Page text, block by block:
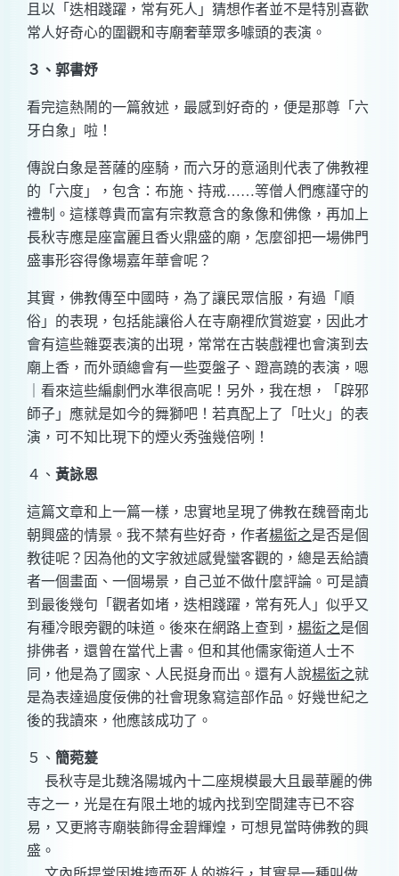
且以「迭相踐躍，常有死人」猜想作者並不是特別喜歡
常人好奇心的圍觀和寺廟奢華眾多噱頭的表演。
３、郭書妤
看完這熱鬧的一篇敘述，最感到好奇的，便是那尊「六
牙白象」啦！
傳說白象是菩薩的座騎，而六牙的意涵則代表了佛教裡
的「六度」，包含：布施、持戒……等僧人們應謹守的
禮制。這樣尊貴而富有宗教意含的象像和佛像，再加上
長秋寺應是座富麗且香火鼎盛的廟，怎麼卻把一場佛門
盛事形容得像場嘉年華會呢？
其實，佛教傳至中國時，為了讓民眾信服，有過「順
俗」的表現，包括能讓俗人在寺廟裡欣賞遊宴，因此才
會有這些雜耍表演的出現，常常在古裝戲裡也會演到去
廟上香，而外頭總會有一些耍盤子、蹬高蹺的表演，嗯
｜看來這些編劇們水準很高呢！另外，我在想，「辟邪
師子」應就是如今的舞獅吧！若真配上了「吐火」的表
演，可不知比現下的煙火秀強幾倍咧！
４、 黃詠恩
這篇文章和上一篇一樣，忠實地呈現了佛教在魏晉南北
朝興盛的情景。我不禁有些好奇，作者楊衒之是否是個
教徒呢？因為他的文字敘述感覺蠻客觀的，總是丟給讀
者一個畫面、一個場景，自己並不做什麼評論。可是讀
到最後幾句「觀者如堵，迭相踐躍，常有死人」似乎又
有種冷眼旁觀的味道。後來在網路上查到， 楊衒之是個
排佛者，還曾在當代上書。但和其他儒家衛道人士不
同，他是為了國家、人民挺身而出。還有人說楊衒之就
是為表達過度佞佛的社會現象寫這部作品。好幾世紀之
後的我讀來，他應該成功了。
５、 簡菀萲
長秋寺是北魏洛陽城內十二座規模最大且最華麗的佛
寺之一，光是在有限土地的城內找到空間建寺已不容
易，又更將寺廟裝飾得金碧輝煌，可想見當時佛教的興
盛。